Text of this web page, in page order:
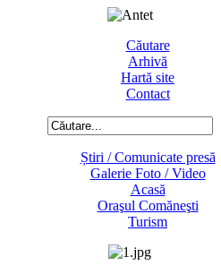
Căutare
Arhivă
Hartă site
Contact
Știri / Comunicate presă
Galerie Foto / Video
Acasă
Oraşul Comăneşti
Turism